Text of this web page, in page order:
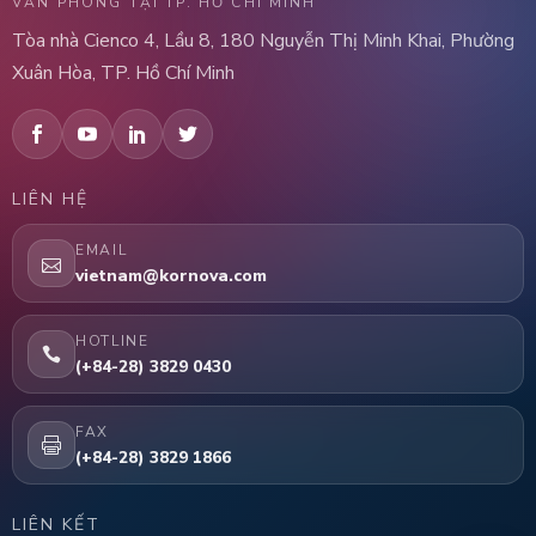
Tòa nhà Cienco 4, Lầu 8, 180 Nguyễn Thị Minh Khai, Phường
Xuân Hòa, TP. Hồ Chí Minh
LIÊN HỆ
EMAIL
vietnam@kornova.com
HOTLINE
(+84-28) 3829 0430
FAX
(+84-28) 3829 1866
LIÊN KẾT